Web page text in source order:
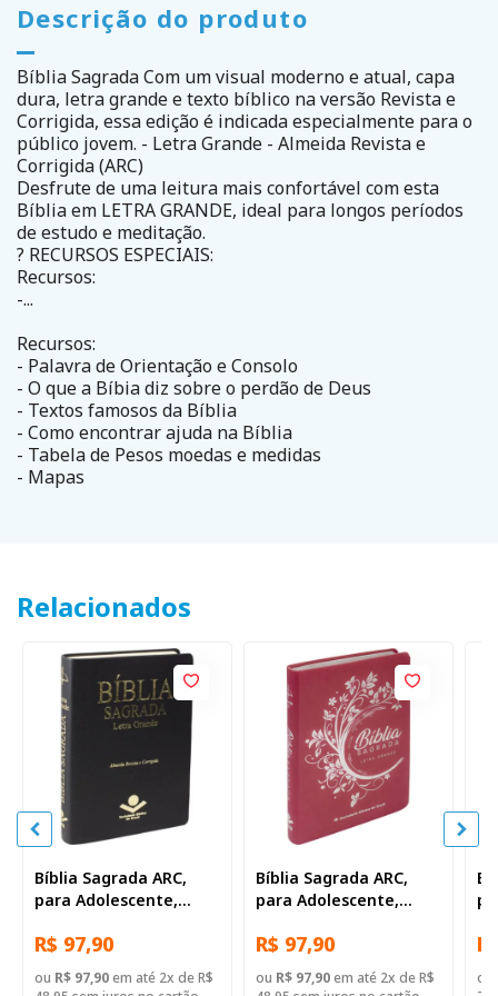
Descrição do produto
Bíblia Sagrada Com um visual moderno e atual, capa
dura, letra grande e texto bíblico na versão Revista e
Corrigida, essa edição é indicada especialmente para o
público jovem. - Letra Grande - Almeida Revista e
Corrigida (ARC)
Desfrute de uma leitura mais confortável com esta
Bíblia em LETRA GRANDE, ideal para longos períodos
de estudo e meditação.
? RECURSOS ESPECIAIS:
Recursos:
-...
Recursos:
- Palavra de Orientação e Consolo
- O que a Bíbia diz sobre o perdão de Deus
- Textos famosos da Bíblia
- Como encontrar ajuda na Bíblia
- Tabela de Pesos moedas e medidas
- Mapas
Relacionados
Bíblia Sagrada ARC,
para Adolescente,
Couro Sintético Preta
R$ 97,90
ou R$ 97,90em até 2x de R$
Bíblia Sagrada ARC,
para Adolescente,
Couro Sintético Rosa
R$ 97,90
ou R$ 97,90em até 2x de R$
ou